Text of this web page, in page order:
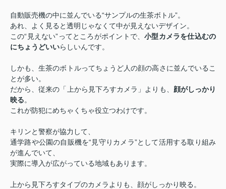
自動販売機の中に並んでいる“サンプルの生茶ボトル”。
あれ、よく見ると透明じゃなくて中が見えないデザイン。
この“見えない”ってところがポイントで、小型カメラを仕込むの
にちょうどいいらしいんです。
しかも、生茶のボトルってちょうど人の顔の高さに並んでいるこ
とが多い。
だから、従来の「上から見下ろすカメラ」よりも、 顔がしっかり
映る。
これが防犯にめちゃくちゃ役立つわけです。
キリンと警察が協力して、
通学路や公園の自販機を“見守りカメラ”として活用する取り組み
が進んでいて、
実際に導入が広がっている地域もあります。
上から見下ろすタイプのカメラよりも、顔がしっかり映る。